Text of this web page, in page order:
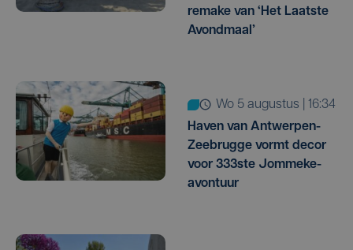
remake van ‘Het Laatste
Avondmaal’
wo 5 augustus | 16:34
Haven van Antwerpen-
Zeebrugge vormt decor
voor 333ste Jommeke-
avontuur